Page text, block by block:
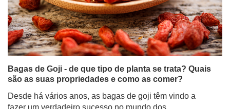
Bagas de Goji - de que tipo de planta se trata? Quais
são as suas propriedades e como as comer?
Desde há vários anos, as bagas de goji têm vindo a
fazer um verdadeiro sucesso no mundo dos